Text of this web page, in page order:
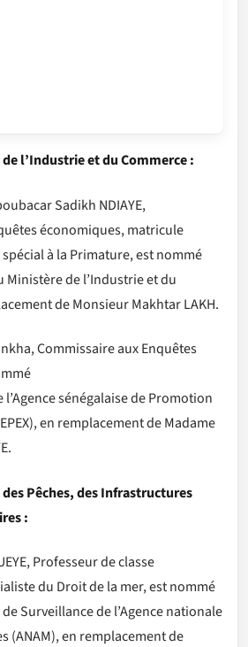
l’Industrie et du Commerce :
Sadikh NDIAYE,
économiques, matricule
à la Primature, est nommé
Ministère de l’Industrie et du
de Monsieur Makhtar LAKH.
Commissaire aux Enquêtes
sénégalaise de Promotion
en remplacement de Madame
Pêches, des Infrastructures
:
Professeur de classe
du Droit de la mer, est nommé
Surveillance de l’Agence nationale
(ANAM), en remplacement de